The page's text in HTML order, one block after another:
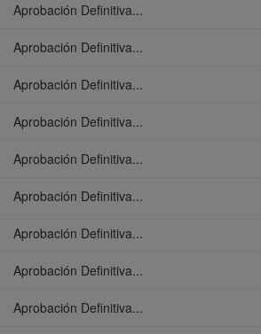
Aprobación Definitiva...
Aprobación Definitiva...
Aprobación Definitiva...
Aprobación Definitiva...
Aprobación Definitiva...
Aprobación Definitiva...
Aprobación Definitiva...
Aprobación Definitiva...
Aprobación Definitiva...